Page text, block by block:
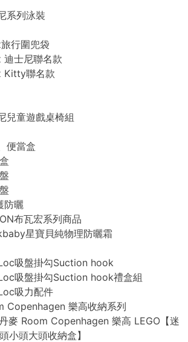
系列泳裝
行圍兜袋
迪士尼聯名款
Kitty聯名款
兒童遊戲桌椅組
便當盒
防曬
布瓦宏系列商品
星寶貝純物理防曬霜
吸盤掛勾Suction hook
吸盤掛勾Suction hook禮盒組
吸力配件
Copenhagen 樂高收納系列
麥 Room Copenhagen 樂高 LEGO【迷
小頭大頭收納盒】